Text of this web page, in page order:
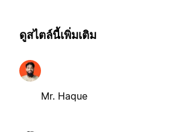
ดูสไตล์นี้เพิ่มเติม
Mr. Haque